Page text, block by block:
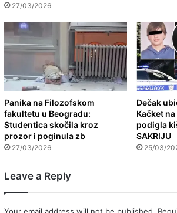
27/03/2026
Panika na Filozofskom
fakultetu u Beogradu:
Studentica skočila kroz
prozor i poginula zb
27/03/2026
Dečak
Kačket
podigla
SAKRIJU
25/03/
Leave a Reply